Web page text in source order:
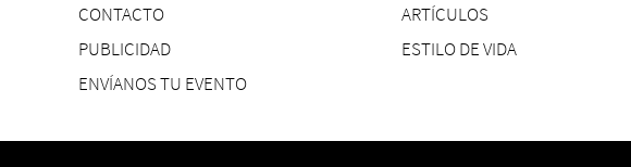
CONTACTO
PUBLICIDAD
ENVÍANOS TU EVENTO
ARTÍCULOS
ESTILO DE VIDA